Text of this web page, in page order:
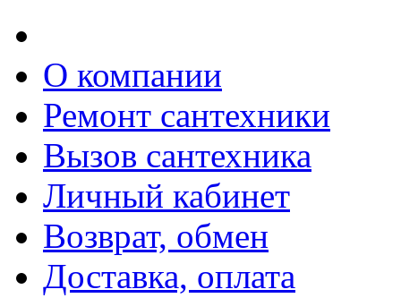
О компании
Ремонт сантехники
Вызов сантехника
Личный кабинет
Возврат, обмен
Доставка, оплата